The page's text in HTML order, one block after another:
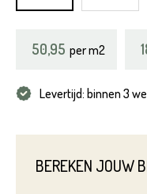
50,95 perm2
Levertijd: binnen 3
BEREKEN JOUW